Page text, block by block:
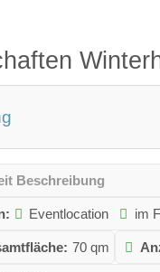
Beschreibung
Eventlocation im
70 qm